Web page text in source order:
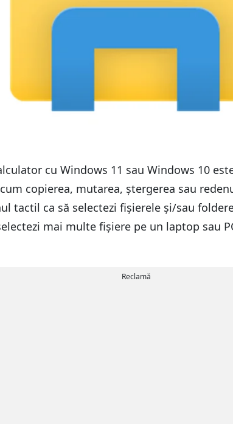
cu Windows 11 sau Windows 10
copierea, mutarea, ștergerea sau
tactil ca să selectezi fișierele și/sau
mai multe fișiere pe un laptop sau
Reclamă